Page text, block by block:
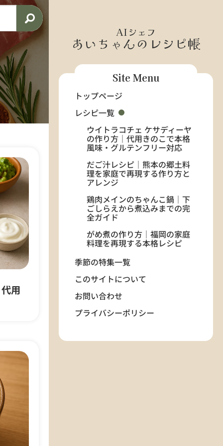
用
AIシェフ
あいちゃんのレシピ帳
Site Menu
トップページ
レシピ一覧
ウイトラコチェ ケサディーヤ
の作り方｜代用きのこで本格
風味・グルテンフリー対応
だご汁レシピ｜熊本の郷土料
理を家庭で再現する作り方と
アレンジ
鶏肉メインのちゃんこ鍋｜下
ごしらえから煮込みまでの完
全ガイド
がめ煮の作り方｜福岡の家庭
料理を再現する本格レシピ
水炊きの基本レシピ｜鶏肉と
野菜で作るヘルシーな鍋
せんべい汁の作り方｜青森・
八戸の郷土鍋を家庭で再現
高野豆腐の煮物レシピ｜低カ
ロリー高タンパクな和風おか
季節の特集一覧
このサイトについて
お問い合わせ
プライバシーポリシー